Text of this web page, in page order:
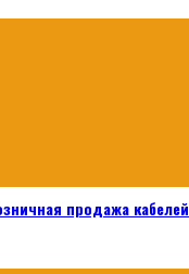
продажа кабелей